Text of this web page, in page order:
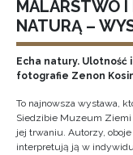
MALARSTWO I
NATURĄ –
Echa natury. Ulotność
fotografie Zenon
To najnowsza wystawa,
Siedzibie Muzeum Ziemi
jej trwaniu. Autorzy,
interpretują ją w